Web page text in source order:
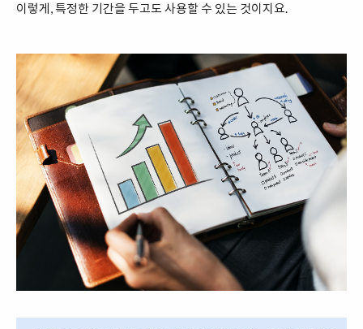
이렇게, 특정한 기간을 두고도 사용할 수 있는 것이지요.